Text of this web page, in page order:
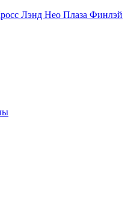
Лэнд Нео Плаза Финлэй